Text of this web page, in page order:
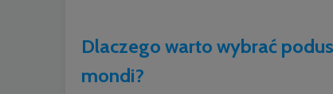
Dlaczego warto wybrać
mondi?